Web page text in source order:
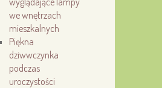
we wnętrzach
mieszkalnych
Piękna
dziwwczynka
podczas
uroczystości